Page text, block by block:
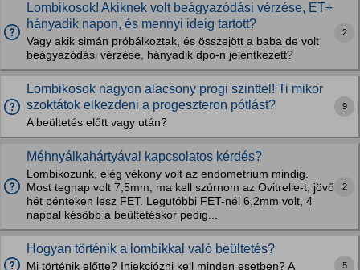
Lombikosok! Akiknek volt beágyazódási vérzése, ET+
hányadik napon, és mennyi ideig tartott?
Vagy akik simán próbálkoztak, és összejött a baba de volt
beágyazódási vérzése, hányadik dpo-n jelentkezett?
2
Lombikosok nagyon alacsony progi szinttel! Ti mikor
szoktátok elkezdeni a progeszteron pótlást?
A beültetés előtt vagy után?
9
Méhnyálkahártyával kapcsolatos kérdés?
Lombikozunk, elég vékony volt az endometrium mindig.
Most tegnap volt 7,5mm, ma kell szúrnom az Ovitrelle-t, jövő
hét pénteken lesz FET. Legutóbbi FET-nél 6,2mm volt, 4
nappal később a beültetéskor pedig...
2
Hogyan történik a lombikkal való beültetés?
Mi történik előtte? Injekciózni kell minden esetben? A
5